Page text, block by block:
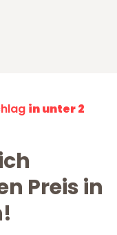
in unter 2
Preis in